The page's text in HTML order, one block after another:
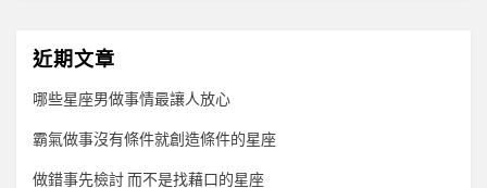
近期文章
哪些星座男做事情最讓人放心
霸氣做事沒有條件就創造條件的星座
做錯事先檢討 而不是找藉口的星座